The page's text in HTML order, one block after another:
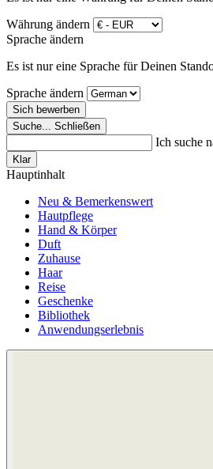
Währung ändern
Sprache ändern
Es ist nur eine Sprache für Deinen
Sprache ändern
Sich bewerben
Suche...
Schließen
Ich suche
Klar
Hauptinhalt
Neu & Bemerkenswert
Hautpflege
Hand & Körper
Duft
Zuhause
Haar
Reise
Geschenke
Bibliothek
Anwendungserlebnis